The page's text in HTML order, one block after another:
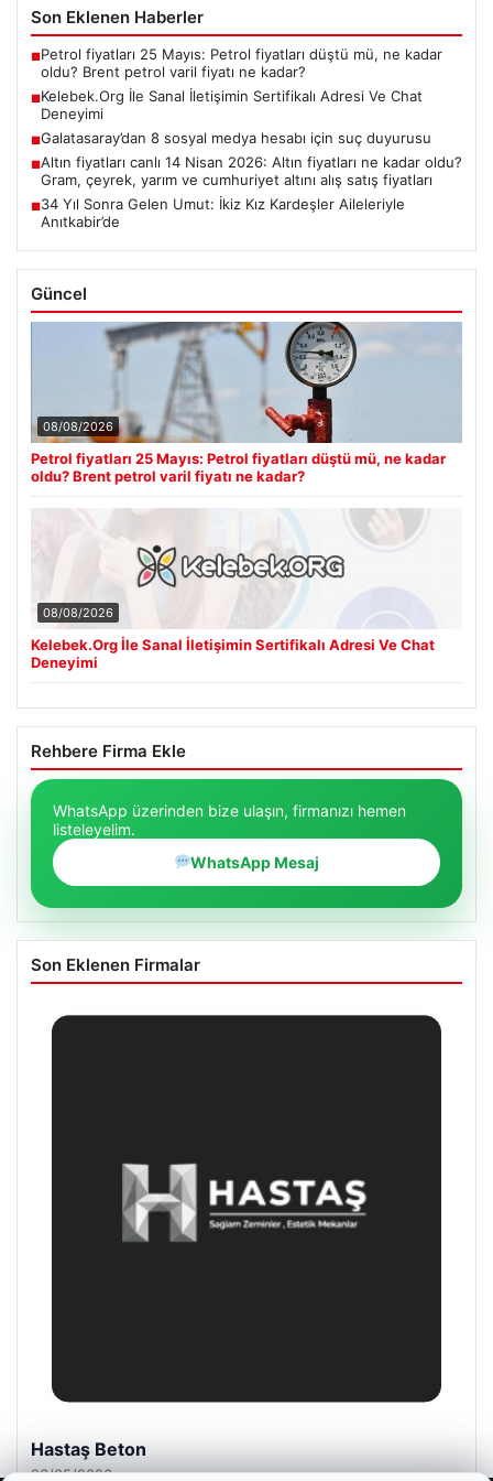
Son Eklenen Haberler
■Petrol fiyatları 25 Mayıs: Petrol fiyatları düştü mü, ne kadar
oldu? Brent petrol varil fiyatı ne kadar?
■Kelebek.Org İle Sanal İletişimin Sertifikalı Adresi Ve Chat
Deneyimi
■Galatasaray’dan 8 sosyal medya hesabı için suç duyurusu
■Altın fiyatları canlı 14 Nisan 2026: Altın fiyatları ne kadar oldu?
Gram, çeyrek, yarım ve cumhuriyet altını alış satış fiyatları
■34 Yıl Sonra Gelen Umut: İkiz Kız Kardeşler Aileleriyle
Anıtkabir’de
Güncel
08/08/2026
Petrol fiyatları 25 Mayıs: Petrol fiyatları düştü mü, ne kadar
oldu? Brent petrol varil fiyatı ne kadar?
08/08/2026
Kelebek.Org İle Sanal İletişimin Sertifikalı Adresi Ve Chat
Deneyimi
Rehbere Firma Ekle
WhatsApp üzerinden bize ulaşın, firmanızı hemen
listeleyelim.
WhatsApp Mesaj
Son Eklenen Firmalar
Hastaş Beton
26/05/2026